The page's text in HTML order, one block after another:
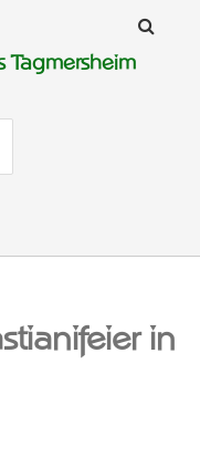
Tagmersheim
in